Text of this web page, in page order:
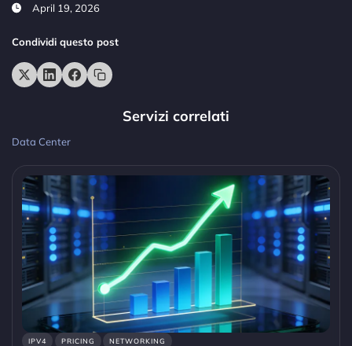
April 19, 2026
Condividi questo post
Servizi correlati
Data Center
IPV4 PRICING NETWORKING